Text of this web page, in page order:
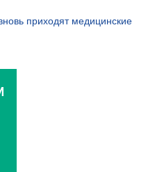
приходят медицинские